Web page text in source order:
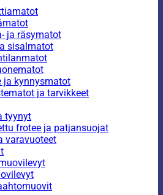
ja räsymatot
sisalmatot
ja kynnysmatot
ja tarvikkeet
tyynyt
frotee ja patjansuojat
varavuoteet